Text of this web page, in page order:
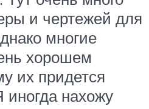
и чертежей для
многие
хорошем
их придется
иногда нахожу